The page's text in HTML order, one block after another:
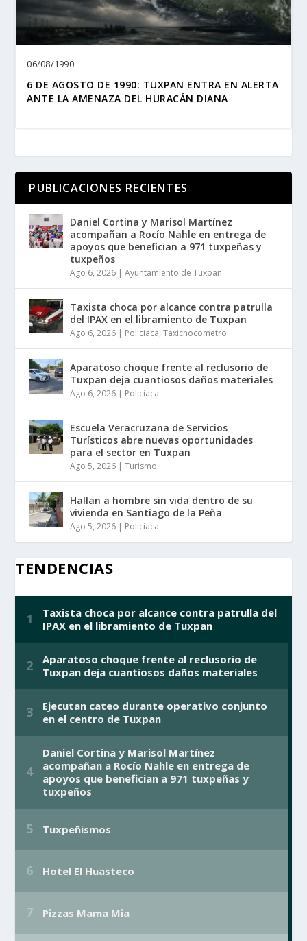
06/08/1990
6 DE AGOSTO DE 1990: TUXPAN ENTRA EN ALERTA
ANTE LA AMENAZA DEL HURACÁN DIANA
PUBLICACIONES RECIENTES
Daniel Cortina y Marisol Martínez
acompañan a Rocío Nahle en entrega de
apoyos que benefician a 971 tuxpeñas y
tuxpeños
Ago 6, 2026 |Ayuntamiento de Tuxpan
Taxista choca por alcance contra patrulla
del IPAX en el libramiento de Tuxpan
Ago 6, 2026 | Policiaca,Taxichocometro
Aparatoso choque frente al reclusorio de
Tuxpan deja cuantiosos daños materiales
Ago 6, 2026 | Policiaca
Escuela Veracruzana de Servicios
Turísticos abre nuevas oportunidades
para el sector en Tuxpan
Ago 5, 2026 |Turismo
Hallan a hombre sin vida dentro de su
vivienda en Santiago de la Peña
Ago 5, 2026 | Policiaca
TENDENCIAS